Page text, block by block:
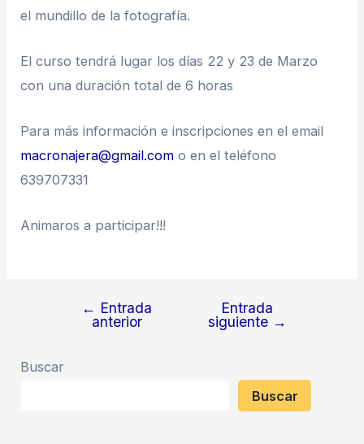
el mundillo de la fotografía.
El curso tendrá lugar los días 22 y 23 de Marzo
con una duración total de 6 horas
Para más información e inscripciones en el email
macronajera@gmail.com o en el teléfono
639707331
Animaros a participar!!!
Navegación
← Entrada
anterior
Entrada
siguiente →
Buscar
Buscar